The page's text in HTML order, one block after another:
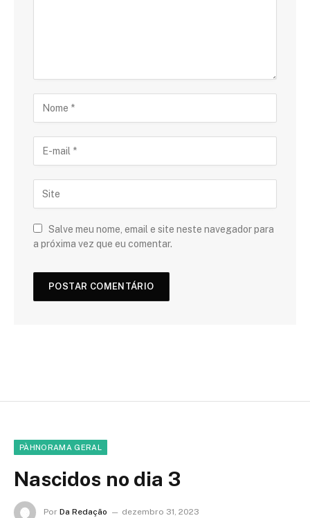
Salve meu nome, email e site neste navegador para
a próxima vez que eu comentar.
PÀHNORAMA GERAL
Nascidos no dia 3
Por Da Redação
dezembro 31, 2023